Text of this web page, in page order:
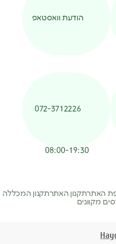
הודעת וואסטאפ
072-3712226
08:00-19:30
האתרתקנון האתרתקנון המכללה
מקוונים